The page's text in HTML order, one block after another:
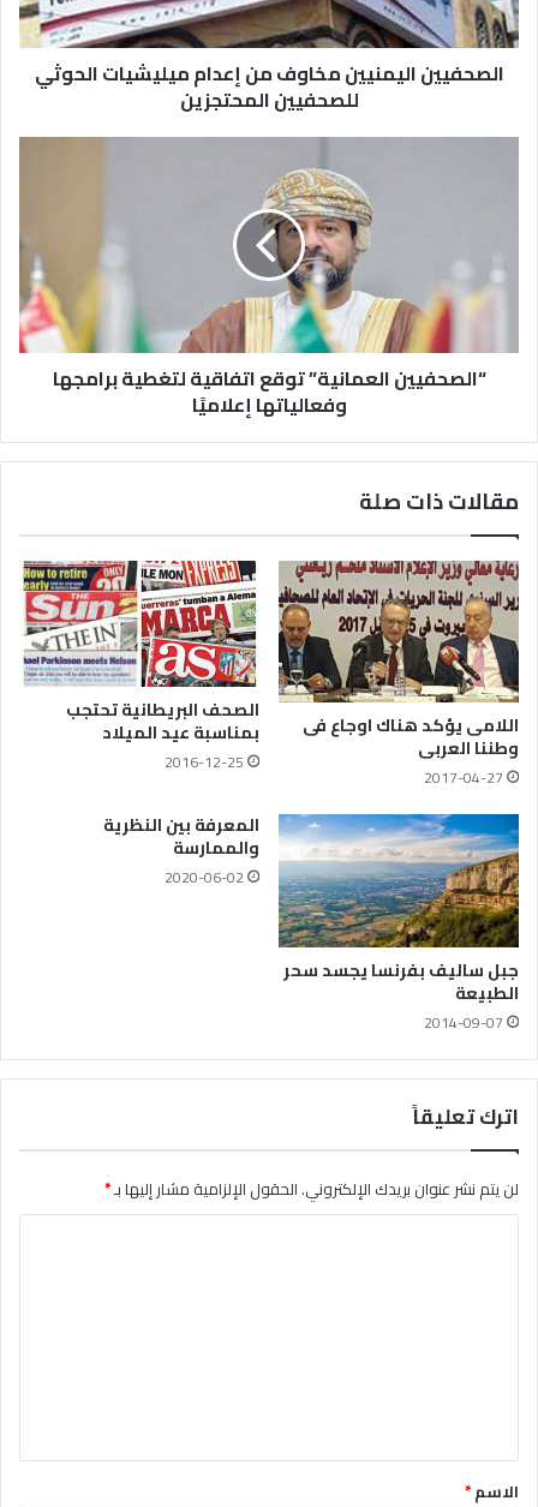
الصحفيين اليمنيين مخاوف من إعدام ميليشيات الحوثي
للصحفيين المحتجزين
“الصحفيين العمانية” توقع اتفاقية لتغطية برامجها
وفعالياتها إعلاميًا
مقالات ذات صلة
اللامى يؤكد هناك اوجاع فى
وطننا العربى
2017-04-27
الصحف البريطانية تحتجب
بمناسبة عيد الميلاد
2016-12-25
جبل ساليف بفرنسا يجسد سحر
الطبيعة
2014-09-07
المعرفة بين النظرية
والممارسة
2020-06-02
اترك تعليقاً
لن يتم نشر عنوان بريدك الإلكتروني.الحقول الإلزامية مشار إليها بـ*
*الاسم*